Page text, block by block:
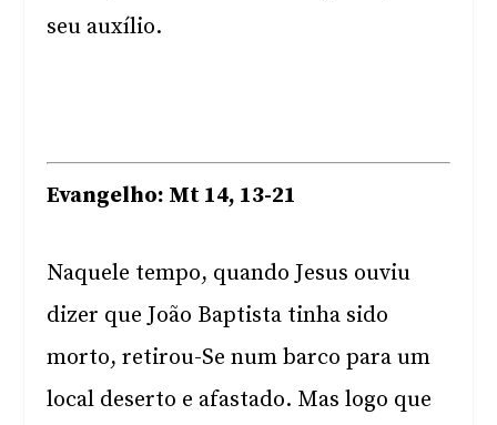
seu auxílio.
Evangelho: Mt 14, 13-21
Naquele tempo, quando Jesus ouviu
dizer que João Baptista tinha sido
morto, retirou-Se num barco para um
local deserto e afastado. Mas logo que